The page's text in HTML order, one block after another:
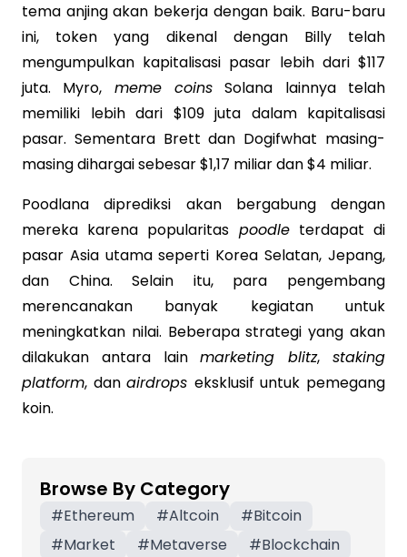
tema anjing akan bekerja dengan baik. Baru-baru
ini, token yang dikenal dengan Billy telah
mengumpulkan kapitalisasi pasar lebih dari $117
juta. Myro, meme coins Solana lainnya telah
memiliki lebih dari $109 juta dalam kapitalisasi
pasar. Sementara Brett dan Dogifwhat masing-
masing dihargai sebesar $1,17 miliar dan $4 miliar.
Poodlana diprediksi akan bergabung dengan
mereka karena popularitas poodleterdapat di
pasar Asia utama seperti Korea Selatan, Jepang,
dan China. Selain itu, para pengembang
merencanakan banyak kegiatan untuk
meningkatkan nilai. Beberapa strategi yang akan
dilakukan antara lainmarketing blitz,staking
platform, danairdrops eksklusif untuk pemegang
koin.
Browse By Category
#Ethereum #Altcoin #Bitcoin
#Market #Metaverse #Blockchain